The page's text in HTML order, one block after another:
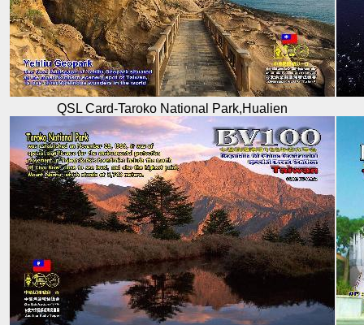
QSL Card-Taroko National Park,Hualien